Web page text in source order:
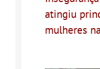
atingiu
mulheres